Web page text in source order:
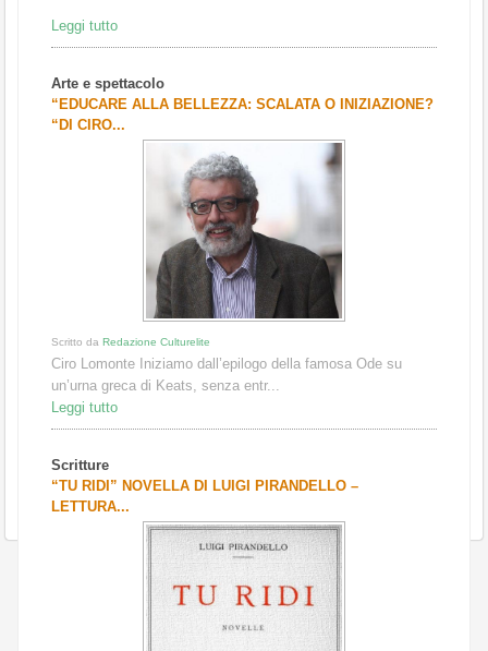
Leggi tutto
Arte e spettacolo
“EDUCARE ALLA BELLEZZA: SCALATA O INIZIAZIONE?
“DI CIRO...
Scritto da Redazione Culturelite
Ciro Lomonte Iniziamo dall’epilogo della famosa Ode su
un’urna greca di Keats, senza entr...
Leggi tutto
Scritture
“TU RIDI” NOVELLA DI LUIGI PIRANDELLO –
LETTURA...